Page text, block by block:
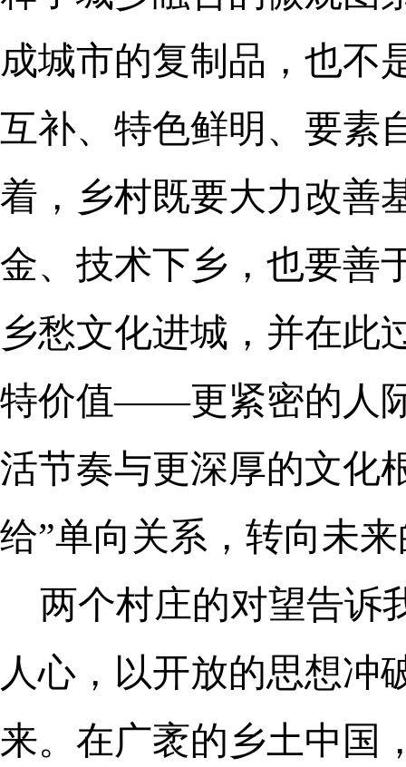
成城市的复制品，也不
互补、特色鲜明、要素
着，乡村既要大力改善
金、技术下乡，也要善
乡愁文化进城，并在此
特价值——更紧密的人
活节奏与更深厚的文化
给”单向关系，转向未
两个村庄的对望告诉
人心，以开放的思想冲
来。在广袤的乡土中国